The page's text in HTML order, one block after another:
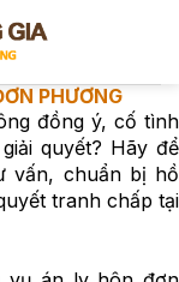
hỗ trợ, giải quyết
bạn thực hiện thủ
vệ tối đa quyền,